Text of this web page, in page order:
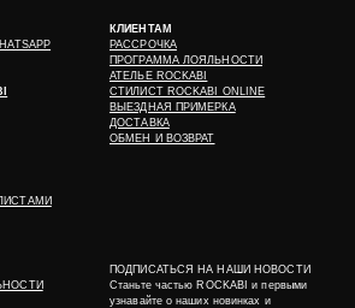
КЛИЕНТАМ
РАССРОЧКА
ПРОГРАММА ЛОЯЛЬНОСТИ
АТЕЛЬЕ ROCKABI
СТИЛИСТ ROCKABI ONLINE
ВЫЕЗДНАЯ ПРИМЕРКА
ДОСТАВКА
ОБМЕН И ВОЗВРАТ
ПОДПИСАТЬСЯ НА НАШИ НОВОСТИ
Станьте частью ROCKABI и первыми
узнавайте о наших новинках и